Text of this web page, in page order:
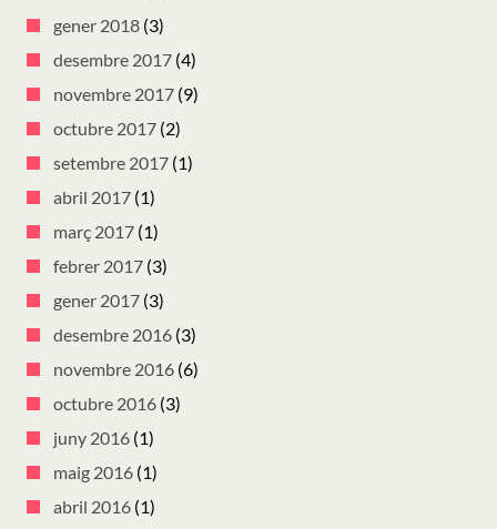
gener 2018 (3)
desembre 2017 (4)
novembre 2017 (9)
octubre 2017 (2)
setembre 2017 (1)
abril 2017 (1)
març 2017 (1)
febrer 2017 (3)
gener 2017 (3)
desembre 2016 (3)
novembre 2016 (6)
octubre 2016 (3)
juny 2016 (1)
maig 2016 (1)
abril 2016 (1)